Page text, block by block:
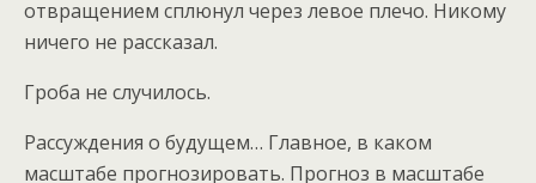
отвращением сплюнул через левое плечо. Никому
ничего не рассказал.
Гроба не случилось.
Рассуждения о будущем… Главное, в каком
масштабе прогнозировать. Прогноз в масштабе